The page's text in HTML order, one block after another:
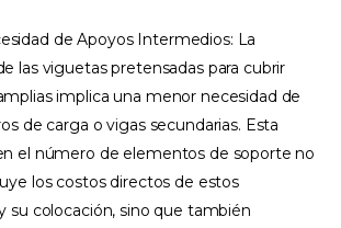
de Apoyos Intermedios: La
las viguetas pretensadas para cubrir
implica una menor necesidad de
de carga o vigas secundarias. Esta
el número de elementos de soporte no
los costos directos de estos
su colocación, sino que también